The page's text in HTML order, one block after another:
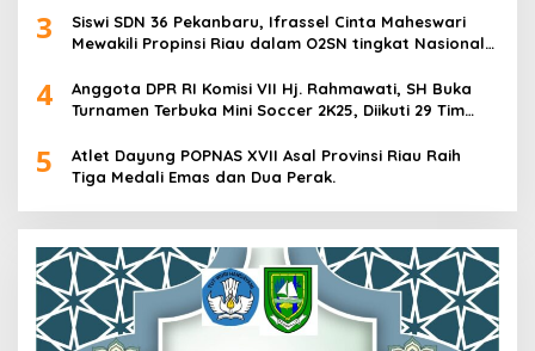
3
Siswi SDN 36 Pekanbaru, Ifrassel Cinta Maheswari
Mewakili Propinsi Riau dalam O2SN tingkat Nasional
4
Anggota DPR RI Komisi VII Hj. Rahmawati, SH Buka
Turnamen Terbuka Mini Soccer 2K25, Diikuti 29 Tim
5
Atlet Dayung POPNAS XVII Asal Provinsi Riau Raih
Tiga Medali Emas dan Dua Perak.